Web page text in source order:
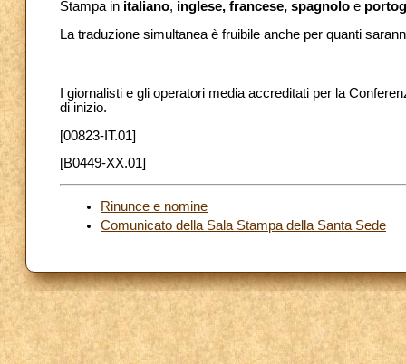
Stampa in italiano, inglese, francese, spagnolo e
La traduzione simultanea è fruibile anche per quanti
I giornalisti e gli operatori media accreditati per la
di inizio.
[00823-IT.01]
[B0449-XX.01]
Rinunce e nomine
Comunicato della Sala Stampa della Santa Sede